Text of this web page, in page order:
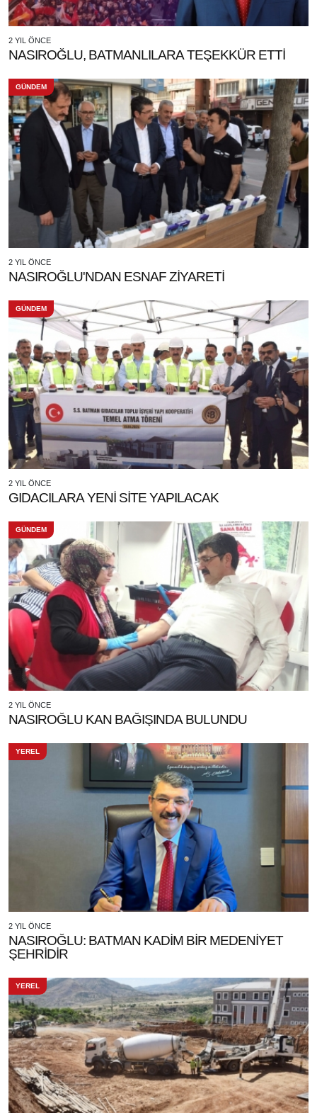
2 YIL ÖNCE
NASIROĞLU, BATMANLILARA TEŞEKKÜR ETTİ
GÜNDEM
2 YIL ÖNCE
NASIROĞLU'NDAN ESNAF ZİYARETİ
GÜNDEM
2 YIL ÖNCE
GIDACILARA YENİ SİTE YAPILACAK
GÜNDEM
2 YIL ÖNCE
NASIROĞLU KAN BAĞIŞINDA BULUNDU
YEREL
2 YIL ÖNCE
NASIROĞLU: BATMAN KADİM BİR MEDENİYET
ŞEHRİDİR
YEREL